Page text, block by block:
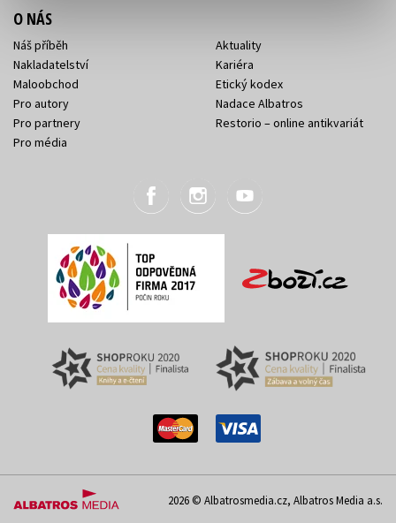
O NÁS
Náš příběh
Nakladatelství
Maloobchod
Pro autory
Pro partnery
Pro média
Aktuality
Kariéra
Etický kodex
Nadace Albatros
Restorio – online antikvariát
2026 © Albatrosmedia.cz, Albatros Media a.s.